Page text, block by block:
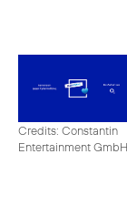
Credits: Constantin
Entertainment GmbH